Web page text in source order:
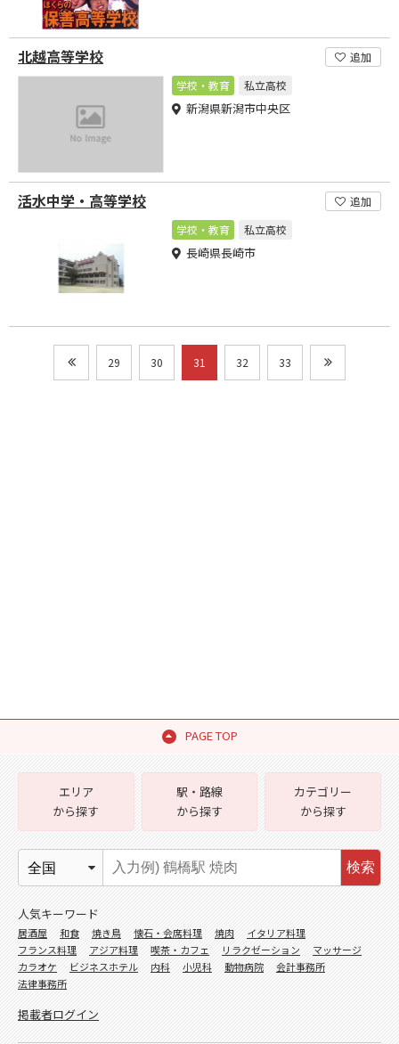
北越高等学校
追加
学校・教育
私立高校
新潟県新潟市中央区
活水中学・高等学校
追加
学校・教育
私立高校
長崎県長崎市
29 30 31 32 33
PAGE TOP
エリア
から探す
駅・路線
から探す
カテゴリー
から探す
検索
人気キーワード
居酒屋 和食 焼き鳥 懐石・会席料理 焼肉
イタリア料理
フランス料理
アジア料理 喫茶・カフェ リラクゼーション
マッサージ
カラオケ
ビジネスホテル 内科 小児科 動物病院
会計事務所
法律事務所
掲載者ログイン